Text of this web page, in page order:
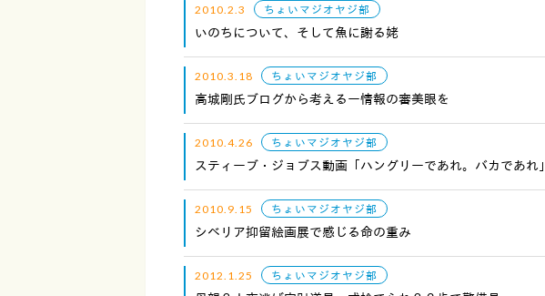
2010.2.3 ちょいマジオヤジ部
いのちについて、そして魚に謝る姥
2010.3.18 ちょいマジオヤジ部
高城剛氏ブログから考えるー情報の審美眼を
2010.4.26 ちょいマジオヤジ部
スティーブ・ジョブス動画「ハングリーであれ。バカであれ」
2010.9.15 ちょいマジオヤジ部
シベリア抑留絵画展で感じる命の重み
2012.1.25 ちょいマジオヤジ部